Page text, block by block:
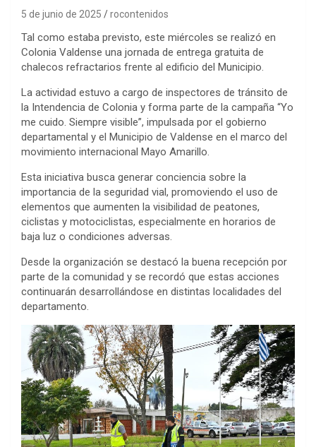
5 de junio de 2025 rocontenidos
Tal como estaba previsto, este miércoles se realizó en
Colonia Valdense una jornada de entrega gratuita de
chalecos refractarios frente al edificio del Municipio.
La actividad estuvo a cargo de inspectores de tránsito de
la Intendencia de Colonia y forma parte de la campaña “Yo
me cuido. Siempre visible”, impulsada por el gobierno
departamental y el Municipio de Valdense en el marco del
movimiento internacional Mayo Amarillo.
Esta iniciativa busca generar conciencia sobre la
importancia de la seguridad vial, promoviendo el uso de
elementos que aumenten la visibilidad de peatones,
ciclistas y motociclistas, especialmente en horarios de
baja luz o condiciones adversas.
Desde la organización se destacó la buena recepción por
parte de la comunidad y se recordó que estas acciones
continuarán desarrollándose en distintas localidades del
departamento.